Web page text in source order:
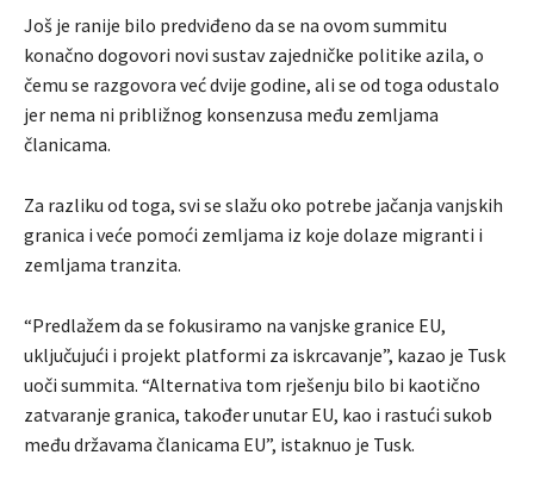
Još je ranije bilo predviđeno da se na ovom summitu
konačno dogovori novi sustav zajedničke politike azila, o
čemu se razgovora već dvije godine, ali se od toga odustalo
jer nema ni približnog konsenzusa među zemljama
članicama.
Za razliku od toga, svi se slažu oko potrebe jačanja vanjskih
granica i veće pomoći zemljama iz koje dolaze migranti i
zemljama tranzita.
“Predlažem da se fokusiramo na vanjske granice EU,
uključujući i projekt platformi za iskrcavanje”, kazao je Tusk
uoči summita. “Alternativa tom rješenju bilo bi kaotično
zatvaranje granica, također unutar EU, kao i rastući sukob
među državama članicama EU”, istaknuo je Tusk.